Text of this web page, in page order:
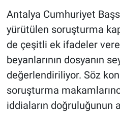
Antalya Cumhuriyet
yürütülen soruşturma
de çeşitli ek ifadeler
beyanlarının dosyanın
değerlendiriliyor. Söz
soruşturma
iddiaların doğruluğunun